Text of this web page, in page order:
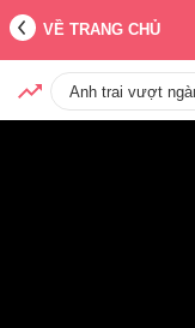
VỀ TRANG CHỦ
Anh trai vượt